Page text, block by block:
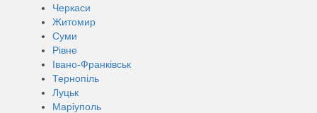
Черкаси
Житомир
Суми
Рівне
Івано-Франківськ
Тернопіль
Луцьк
Маріуполь